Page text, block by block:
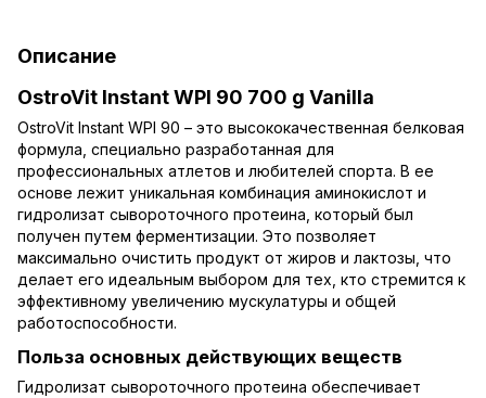
Описание
OstroVit Instant WPI 90 700 g Vanilla
OstroVit Instant WPI 90 – это высококачественная белковая
формула, специально разработанная для
профессиональных атлетов и любителей спорта. В ее
основе лежит уникальная комбинация аминокислот и
гидролизат сывороточного протеина, который был
получен путем ферментизации. Это позволяет
максимально очистить продукт от жиров и лактозы, что
делает его идеальным выбором для тех, кто стремится к
эффективному увеличению мускулатуры и общей
работоспособности.
Польза основных действующих веществ
Гидролизат сывороточного протеина обеспечивает